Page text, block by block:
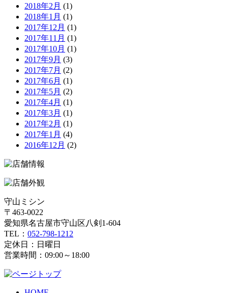
2018年2月 (1)
2018年1月 (1)
2017年12月 (1)
2017年11月 (1)
2017年10月 (1)
2017年9月 (3)
2017年7月 (2)
2017年6月 (1)
2017年5月 (2)
2017年4月 (1)
2017年3月 (1)
2017年2月 (1)
2017年1月 (4)
2016年12月 (2)
守山ミシン
〒463-0022
愛知県名古屋市守山区八剣1-604
TEL： 052-798-1212
定休日：日曜日
営業時間：09:00～18:00